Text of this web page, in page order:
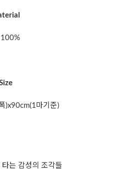
100%
)x90cm(1마기준)
는 감성의 조각들